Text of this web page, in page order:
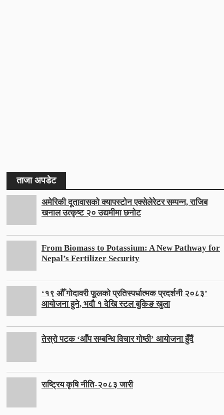
ताजा अपडेट
अमेरिकी दूतावासको क्यापस्टोन एक्सेलेरेटर सम्पन्न, राजिब
खनाल उत्कृष्ट २० उद्यमीमा छनोट
From Biomass to Potassium: A New Pathway for
Nepal’s Fertilizer Security
‘१९ औँ गोदावरी फूलको प्रतिस्पर्धात्मक प्रदर्शनी २०८३’
आयोजना हुने, भदौ १ देखि स्टल बुकिङ खुला
तेस्रो पटक ‘आँप सम्बन्धि विचार गोष्ठी’ आयोजना हुँदैं
राष्ट्रिय कृषि नीति-२०८३ जारी